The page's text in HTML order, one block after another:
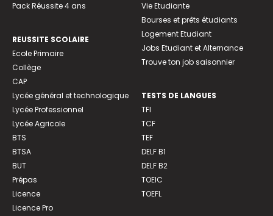
Pack Réussite 4 ans
REUSSITE SCOLAIRE
Ecole Primaire
Collège
CAP
Lycée général et technologique
Lycée Professionnel
Lycée Agricole
BTS
BTSA
BUT
Prépas
Licence
Licence Pro
Vie Etudiante
Bourses et prêts étudiants
Logement Etudiant
Jobs Etudiant et Alternance
Trouve ton job saisonnier
TESTS DE LANGUES
TFI
TCF
TEF
DELF B1
DELF B2
TOEIC
TOEFL